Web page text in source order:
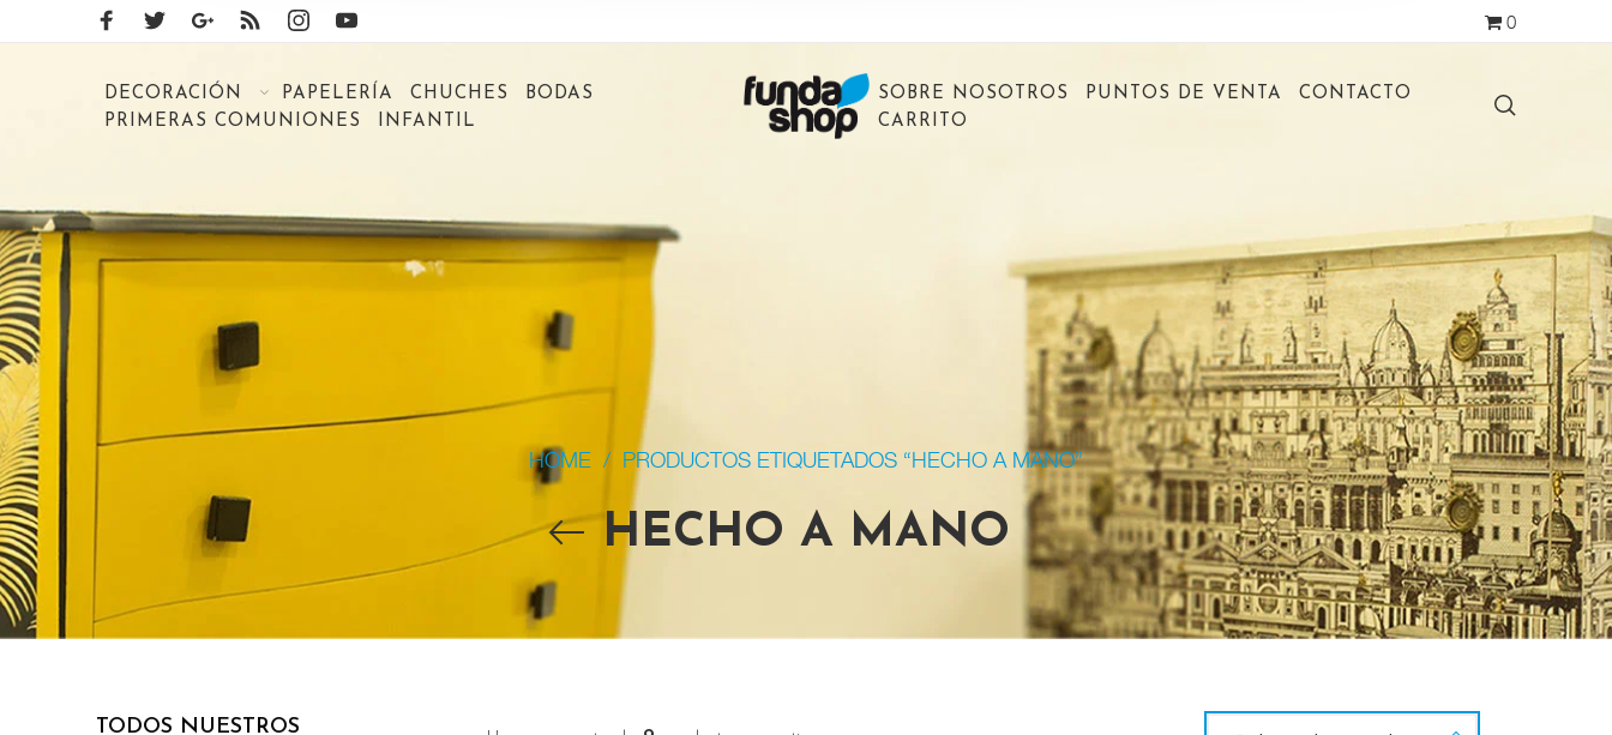
0
DECORACIÓN PAPELERÍA CHUCHES
BODAS
PRIMERAS COMUNIONES
INFANTIL
SOBRE NOSOTROS PUNTOS DE VENTA
CONTACTO
CARRITO
HOME / PRODUCTOS ETIQUETADOS “HECHO A MANO”
HECHO A MANO
TODOS NUESTROS